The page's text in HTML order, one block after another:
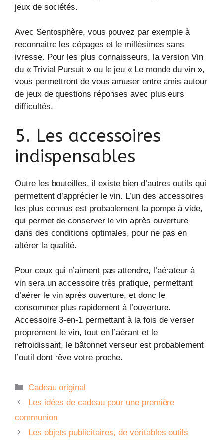
jeux de sociétés.
Avec Sentosphère, vous pouvez par exemple à
reconnaitre les cépages et le millésimes sans
ivresse. Pour les plus connaisseurs, la version Vin
du « Trivial Pursuit » ou le jeu « Le monde du vin »,
vous permettront de vous amuser entre amis autour
de jeux de questions réponses avec plusieurs
difficultés.
5. Les accessoires
indispensables
Outre les bouteilles, il existe bien d’autres outils qui
permettent d’apprécier le vin. L’un des accessoires
les plus connus est probablement la pompe à vide,
qui permet de conserver le vin après ouverture
dans des conditions optimales, pour ne pas en
altérer la qualité.
Pour ceux qui n’aiment pas attendre, l’aérateur à
vin sera un accessoire très pratique, permettant
d’aérer le vin après ouverture, et donc le
consommer plus rapidement à l’ouverture.
Accessoire 3-en-1 permettant à la fois de verser
proprement le vin, tout en l’aérant et le
refroidissant, le bâtonnet verseur est probablement
l’outil dont rêve votre proche.
Catégories
Cadeau original
Les idées de cadeau pour une première
communion
Les objets publicitaires, de véritables outils